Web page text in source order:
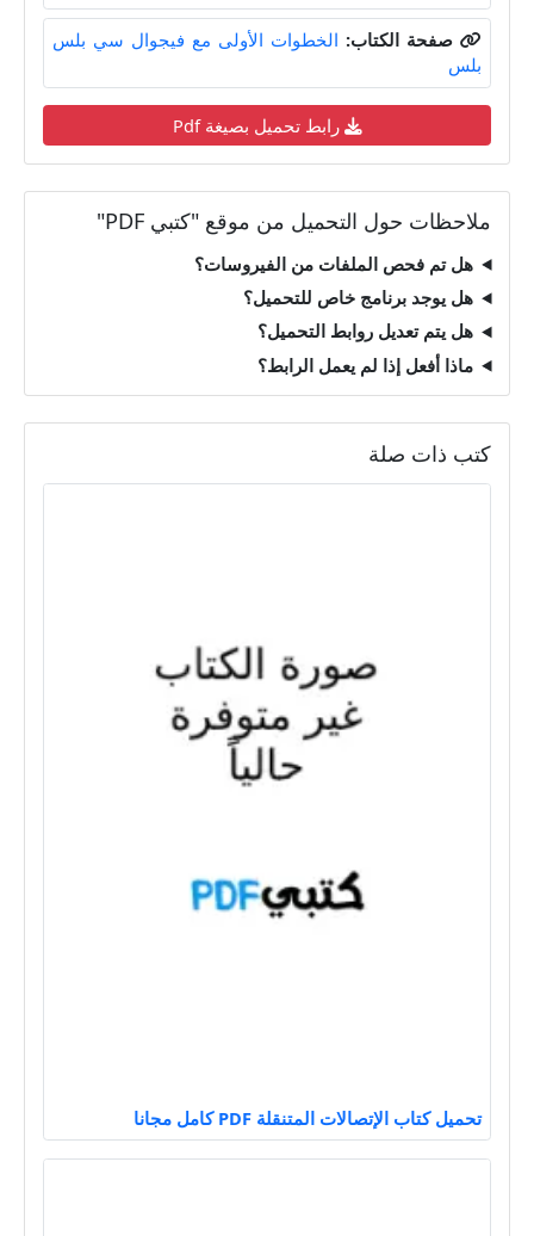
صفحة الكتاب: الخطوات الأولى مع فيجوال سي بلس
بلس
رابط تحميل بصيغة Pdf
ملاحظات حول التحميل من موقع "كتبي PDF"
هل تم فحص الملفات من الفيروسات؟
هل يوجد برنامج خاص للتحميل؟
هل يتم تعديل روابط التحميل؟
ماذا أفعل إذا لم يعمل الرابط؟
كتب ذات صلة
تحميل كتاب الإتصالات المتنقلة PDF كامل مجانا